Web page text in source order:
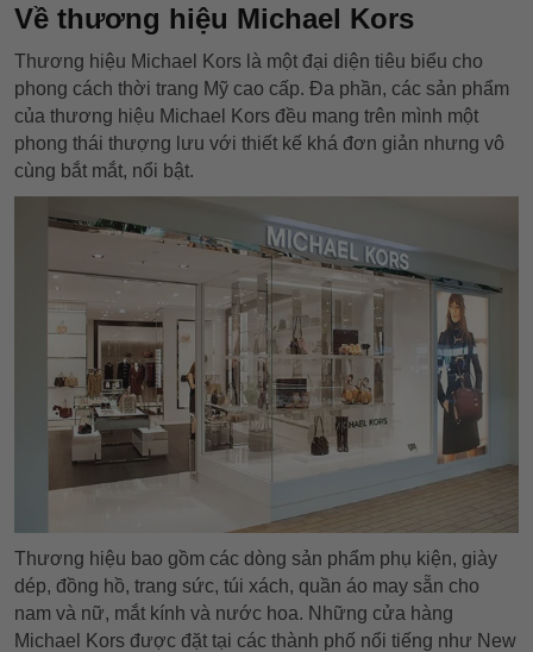
Về thương hiệu Michael Kors
Thương hiệu Michael Kors là một đại diện tiêu biểu cho
phong cách thời trang Mỹ cao cấp. Đa phần, các sản phẩm
của thương hiệu Michael Kors đều mang trên mình một
phong thái thượng lưu với thiết kế khá đơn giản nhưng vô
cùng bắt mắt, nổi bật.
Thương hiệu bao gồm các dòng sản phẩm phụ kiện, giày
dép, đồng hồ, trang sức, túi xách, quần áo may sẵn cho
nam và nữ, mắt kính và nước hoa. Những cửa hàng
Michael Kors được đặt tại các thành phố nổi tiếng như New